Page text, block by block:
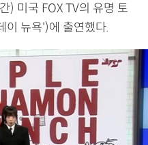
) 미국 FOX TV의 유명 토
뉴욕')에 출연했다.